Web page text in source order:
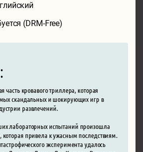
(DRM-Free)
часть кровавого триллера, которая
скандальных и шокирующих игр в
развлечений.
лабораторных испытаний произошла
привела к ужасным последствиям.
эксперимента удалось